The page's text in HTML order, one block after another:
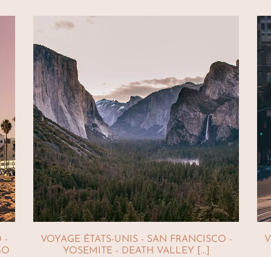
-
VOYAGE ÉTATS-UNIS - SAN FRANCISCO -
YOSEMITE - DEATH VALLEY [...]